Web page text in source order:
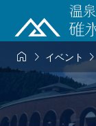
  イベント